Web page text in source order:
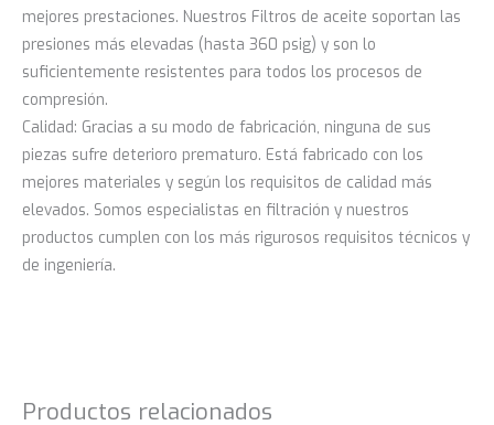
mejores prestaciones. Nuestros Filtros de aceite soportan las
presiones más elevadas (hasta 360 psig) y son lo
suficientemente resistentes para todos los procesos de
compresión.
Calidad: Gracias a su modo de fabricación, ninguna de sus
piezas sufre deterioro prematuro. Está fabricado con los
mejores materiales y según los requisitos de calidad más
elevados. Somos especialistas en filtración y nuestros
productos cumplen con los más rigurosos requisitos técnicos y
de ingeniería.
Productos relacionados